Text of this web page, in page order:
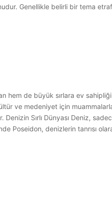
Genellikle belirli bir tema
hem de büyük sırlara ev
ve medeniyet için
Sırlı Dünyası Deniz,
Poseidon, denizlerin tanrısı